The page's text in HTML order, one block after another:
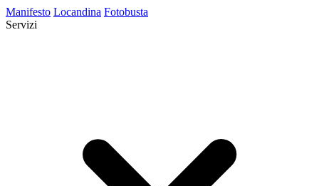
Manifesto Locandina Fotobusta
Servizi